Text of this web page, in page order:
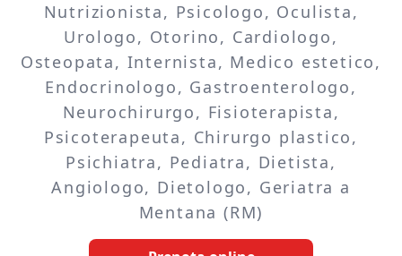
Nutrizionista, Psicologo, Oculista,
Urologo, Otorino, Cardiologo,
Osteopata, Internista, Medico estetico,
Endocrinologo, Gastroenterologo,
Neurochirurgo, Fisioterapista,
Psicoterapeuta, Chirurgo plastico,
Psichiatra, Pediatra, Dietista,
Angiologo, Dietologo, Geriatra a
Mentana (RM)